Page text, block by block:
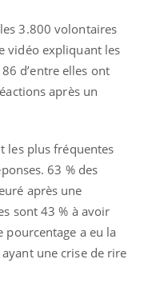
3.800 volontaires
vidéo expliquant les
d’entre elles ont
après un
les plus fréquentes
63 % des
après une
sont 43 % à avoir
pourcentage a eu la
une crise de rire